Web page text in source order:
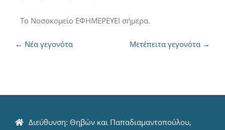
Το Νοσοκομείο ΕΦΗΜΕΡΕΥΕΙ σήμερα.
Μετέπειτα γεγονότα →
← Νέα γεγονότα
Διεύθυνση: Θηβών και Παπαδιαμαντοπούλου,